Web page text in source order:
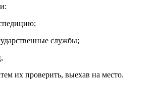
службы;
их проверить, выехав на место.